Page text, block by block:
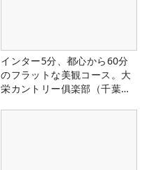
インター5分、都心から60分
のフラットな美観コース。大
栄カントリー俱楽部（千葉